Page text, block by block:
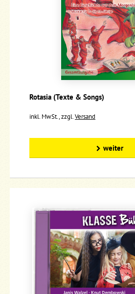
Rotasia (Texte & Songs)
inkl. MwSt., zzgl.Versand
weiter